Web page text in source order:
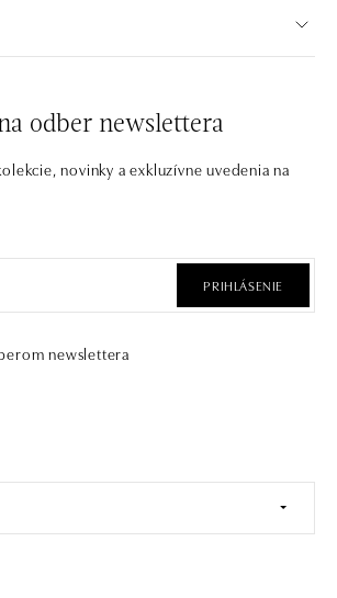
odber newslettera
novinky a exkluzívne uvedenia na
PRIHLÁSENIE
newslettera